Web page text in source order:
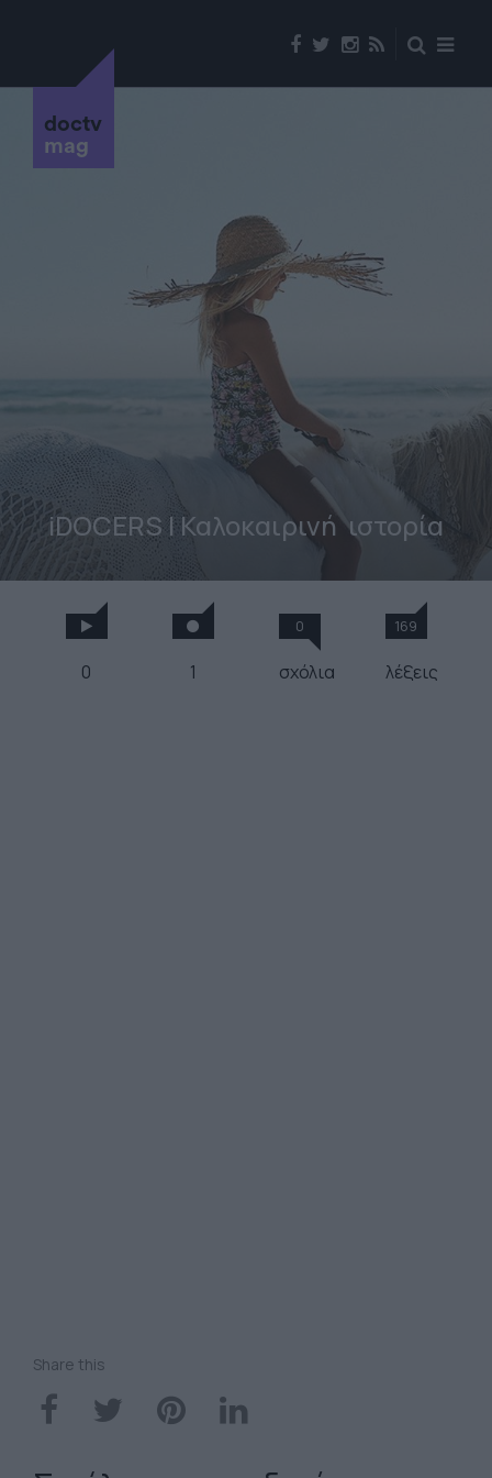
doctv
mag
iDOCERS | Καλοκαιρινήιστορία
0 1
0
σχόλια
169
λέξεις
Share this